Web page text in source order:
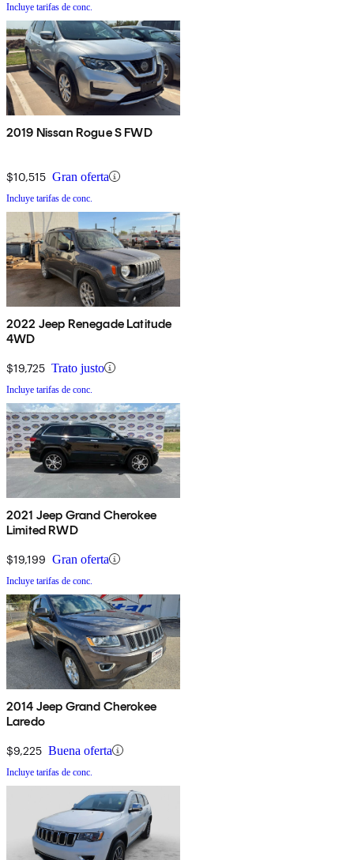
Incluye tarifas de conc.
2019 Nissan Rogue S FWD
$10,515 Gran oferta
Incluye tarifas de conc.
2022 Jeep Renegade Latitude
4WD
$19,725 Trato justo
Incluye tarifas de conc.
2021 Jeep Grand Cherokee
Limited RWD
$19,199 Gran oferta
Incluye tarifas de conc.
2014 Jeep Grand Cherokee
Laredo
$9,225 Buena oferta
Incluye tarifas de conc.